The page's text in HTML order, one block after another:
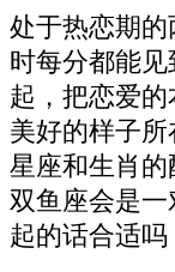
处于热恋期
时每分都能
起，把恋爱
美好的样子
星座和生肖
双鱼座会是
起的话合适吗